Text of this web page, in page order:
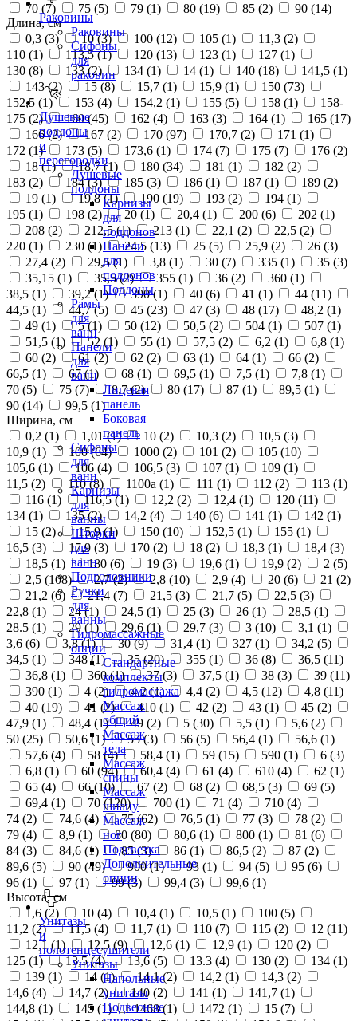
Раковины
Раковины
Сифоны
для
раковин
Душевые
поддоны
и
перегородки
Душевые
поддоны
Карнизы
для
поддонов
Панели
для
поддонов
Поддоны
Рамы
для
ванн
Панели
для
ванн
Лицевая
панель
Боковая
панель
Сифоны
для
ванн
Карнизы
для
ванны
Шторки
для
ванн
Подголовники
Ручки
для
ванны
Гидромассажные
опции
Стандартные
комплекты
гидромассажа
Массаж
общий
Массаж
тела
Массаж
спины
Массаж
шиацу
Массаж
ног
Подсветка
Дополнительные
опции
Унитазы
и
полотенцесушители
Унитазы
Напольные
унитазы
Подвесные
70 (7) 75 (5) 79 (1) 80 (19) 85 (2) 90 (14)
Длина, см
0,3 (3) 10 (3) 100 (12) 105 (1) 11,3 (2)
110 (1) 113,5 (1) 120 (13) 123 (1) 127 (1)
130 (8) 133 (2) 134 (1) 14 (1) 140 (18) 141,5 (1)
143 (2) 15 (8) 15,7 (1) 15,9 (1) 150 (73)
152,5 (1) 153 (4) 154,2 (1) 155 (5) 158 (1)
158-
175 (2) 160 (45) 162 (4) 163 (3) 164 (1) 165 (17)
166 (2) 167 (2) 170 (97) 170,7 (2) 171 (1)
172 (1) 173 (5) 173,6 (1) 174 (7) 175 (7) 176 (2)
18 (1) 18,7 (1) 180 (34) 181 (1) 182 (2)
183 (2) 184 (3) 185 (3) 186 (1) 187 (1) 189 (2)
19 (1) 19,8 (1) 190 (19) 193 (2) 194 (1)
195 (1) 198 (2) 20 (1) 20,4 (1) 200 (6) 202 (1)
208 (2) 212,5 (1) 213 (1) 22,1 (2) 22,5 (2)
220 (1) 230 (1) 24,5 (13) 25 (5) 25,9 (2) 26 (3)
27,4 (2) 29,5 (1) 3,8 (1) 30 (7) 335 (1) 35 (3)
35,15 (1) 35,5 (2) 355 (1) 36 (2) 360 (1)
38,5 (1) 39,2 (1) 390 (1) 40 (6) 41 (1) 44 (11)
44,5 (1) 44,7 (5) 45 (23) 47 (3) 48 (17) 48,2 (1)
49 (1) 5 (1) 50 (12) 50,5 (2) 504 (1) 507 (1)
51,5 (1) 52 (1) 55 (1) 57,5 (2) 6,2 (1) 6,8 (1)
60 (2) 61 (2) 62 (2) 63 (1) 64 (1) 66 (2)
66,5 (1) 67 (1) 68 (1) 69,5 (1) 7,5 (1) 7,8 (1)
70 (5) 75 (7) 8,7 (2) 80 (17) 87 (1) 89,5 (1)
90 (14) 99,5 (1)
Ширина, см
0,2 (1) 1,01 (1) 10 (2) 10,3 (2) 10,5 (3)
10,9 (1) 100 (64) 1000 (2) 101 (2) 105 (10)
105,6 (1) 106 (4) 106,5 (3) 107 (1) 109 (1)
11,5 (2) 110 (8) 1100а (1) 111 (1) 112 (2) 113 (1)
116 (1) 116,5 (1) 12,2 (2) 12,4 (1) 120 (11)
134 (1) 135 (2) 14,2 (4) 140 (6) 141 (1) 142 (1)
15 (2) 15,9 (1) 150 (10) 152,5 (1) 155 (1)
16,5 (3) 17,9 (3) 170 (2) 18 (2) 18,3 (1) 18,4 (3)
18,5 (1) 180 (6) 19 (3) 19,6 (1) 19,9 (2) 2 (5)
2,5 (108) 2,7 (2) 2,8 (10) 2,9 (4) 20 (6) 21 (2)
21,2 (6) 21,4 (7) 21,5 (3) 21,7 (5) 22,5 (3)
22,8 (1) 24 (1) 24,5 (1) 25 (3) 26 (1) 28,5 (1)
28.5 (1) 29 (1) 29,6 (1) 29,7 (3) 3 (10) 3,1 (1)
3,6 (6) 3,8 (1) 30 (9) 31,4 (1) 327 (1) 34,2 (5)
34,5 (1) 348 (1) 35 (20) 355 (1) 36 (8) 36,5 (11)
36,8 (1) 360 (1) 37 (3) 37,5 (1) 38 (3) 39 (11)
390 (1) 4 (2) 4,2 (1) 4,4 (2) 4,5 (12) 4,8 (11)
40 (19) 41 (2) 410 (1) 42 (2) 43 (1) 45 (2)
47,9 (1) 48,4 (1) 49 (2) 5 (30) 5,5 (1) 5,6 (2)
50 (25) 50,6 (1) 55 (3) 56 (5) 56,4 (1) 56,6 (1)
57,6 (4) 58 (4) 58,4 (1) 59 (15) 590 (1) 6 (3)
6,8 (1) 60 (94) 60,4 (4) 61 (4) 610 (4) 62 (1)
65 (4) 66 (10) 67 (2) 68 (2) 68,5 (3) 69 (5)
69,4 (1) 70 (120) 700 (1) 71 (4) 710 (4)
74 (2) 74,6 (4) 75 (62) 76,5 (1) 77 (3) 78 (2)
79 (4) 8,9 (1) 80 (80) 80,6 (1) 800 (1) 81 (6)
84 (3) 84,6 (1) 85 (3) 86 (1) 86,5 (2) 87 (2)
89,6 (5) 90 (49) 900 (1) 93 (1) 94 (5) 95 (6)
96 (1) 97 (1) 99 (3) 99,4 (3) 99,6 (1)
Высота, см
1,6 (2) 10 (4) 10,4 (1) 10,5 (1) 100 (5)
11,2 (2) 11,5 (4) 11,7 (1) 110 (7) 115 (2) 12 (11)
12,1 (1) 12,5 (9) 12,6 (1) 12,9 (1) 120 (2)
125 (1) 13,5 (4) 13,6 (5) 13.3 (4) 130 (2) 134 (1)
139 (1) 14 (1) 14,1 (2) 14,2 (1) 14,3 (2)
14,6 (4) 14,7 (2) 140 (2) 141 (1) 141,7 (1)
144,8 (1) 145 (1) 1468 (1) 1472 (1) 15 (7)